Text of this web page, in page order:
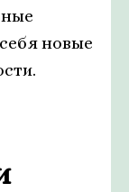
новые